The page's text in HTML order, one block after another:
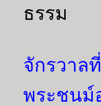
ธรรม
จักรวาล
พระชนม์